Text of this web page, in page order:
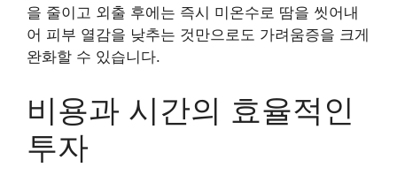
을 줄이고 외출 후에는 즉시 미온수로 땀을 씻어내
어 피부 열감을 낮추는 것만으로도 가려움증을 크게
완화할 수 있습니다.
비용과 시간의 효율적인
투자